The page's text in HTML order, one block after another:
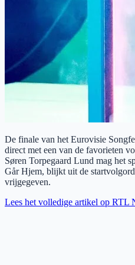
De finale van het Eurovisie
direct met een van de favorieten
Søren Torpegaard Lund mag het
Går Hjem, blijkt uit de
vrijgegeven.
Lees het volledige artikel op RTL